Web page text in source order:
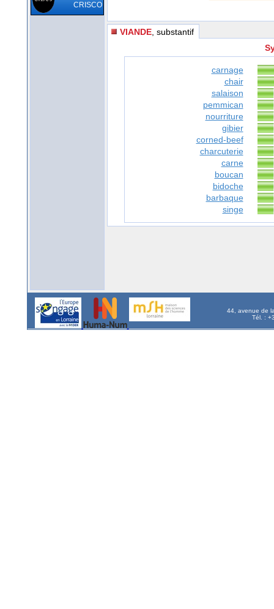
CRISCO
VIANDE , substantif
carnage
chair
salaison
pemmican
nourriture
gibier
corned-beef
charcuterie
carne
boucan
bidoche
barbaque
singe
44, avenue de
Tél. :